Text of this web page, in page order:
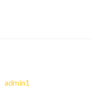
admin1